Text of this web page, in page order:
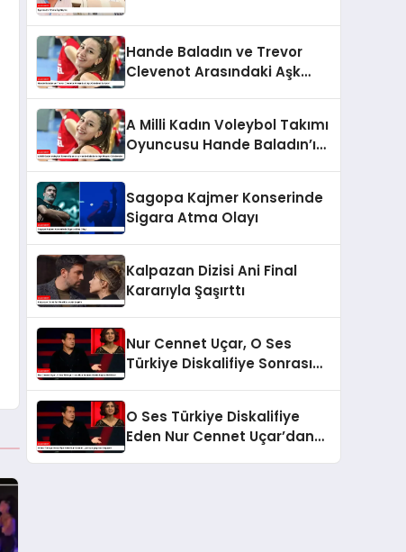
Hande Baladın ve Trevor
Clevenot Arasındaki Aşk
A Milli Kadın Voleybol Takımı
Oyuncusu Hande Baladın’ın
Sagopa Kajmer Konserinde
Sigara Atma Olayı
Kalpazan Dizisi Ani Final
Kararıyla Şaşırttı
Nur Cennet Uçar, O Ses
Türkiye Diskalifiye Sonrası
O Ses Türkiye Diskalifiye
Eden Nur Cennet Uçar’dan